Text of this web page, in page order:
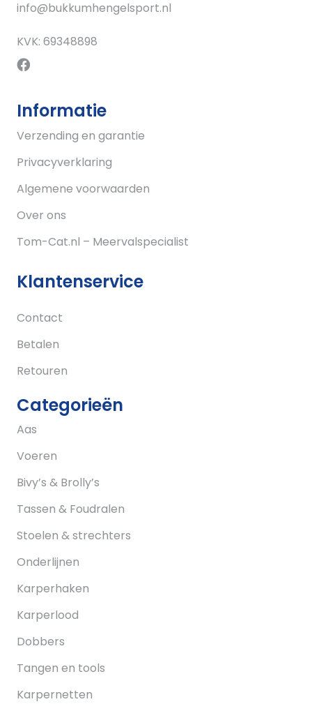
info@bukkumhengelsport.nl
KVK: 69348898
Informatie
Verzending en garantie
Privacyverklaring
Algemene voorwaarden
Over ons
Tom-Cat.nl – Meervalspecialist
Klantenservice
Contact
Betalen
Retouren
Categorieën
Aas
Voeren
Bivy’s & Brolly’s
Tassen & Foudralen
Stoelen & strechters
Onderlijnen
Karperhaken
Karperlood
Dobbers
Tangen en tools
Karpernetten